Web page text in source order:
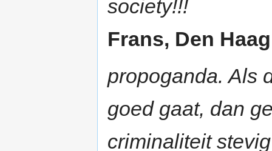
society!!!
Frans, Den
propoganda. Als
goed gaat, dan
criminaliteit